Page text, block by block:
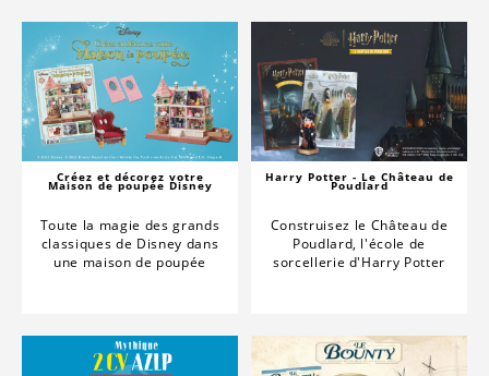
Créez et décorez votre
Maison de poupée Disney
Toute la magie des grands
classiques de Disney dans
une maison de poupée
Harry Potter - Le Château de
Poudlard
Construisez le Château de
Poudlard, l'école de
sorcellerie d'Harry Potter